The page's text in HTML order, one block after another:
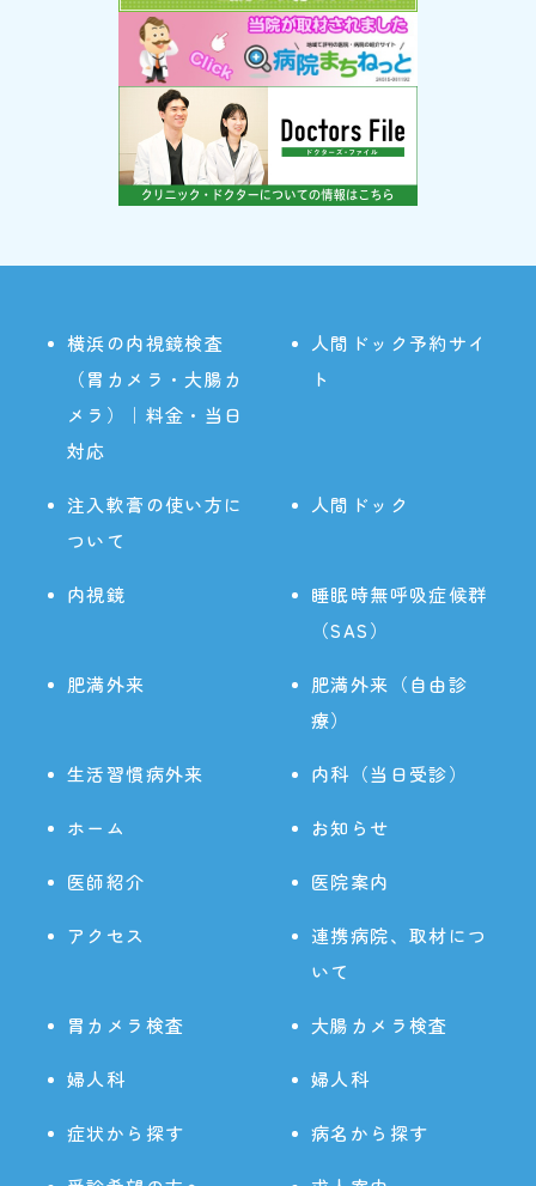
横浜の内視鏡検査
（胃カメラ・大腸カ
メラ）｜料金・当日
対応
人間ドック予約サイ
ト
注入軟膏の使い方に
ついて
人間ドック
内視鏡
睡眠時無呼吸症候群
（SAS）
肥満外来
肥満外来（自由診
療）
生活習慣病外来 内科（当日受診）
ホーム お知らせ
医師紹介 医院案内
アクセス
連携病院、取材につ
いて
胃カメラ検査 大腸カメラ検査
婦人科 婦人科
症状から探す 病名から探す